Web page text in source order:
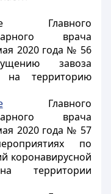
Главного
врача
2020 года № 56
завоза
на территорию
Главного
врача
2020 года № 57
по
коронавирусной
территории